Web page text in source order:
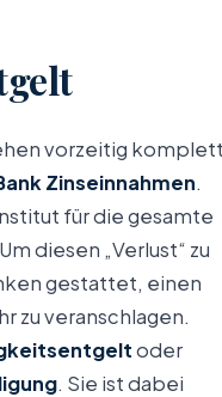
vorzeitig
Zinseinnahmen.
für die gesamte
diesen „Verlust“ zu
gestattet, einen
zu veranschlagen.
oder
. Sie ist dabei